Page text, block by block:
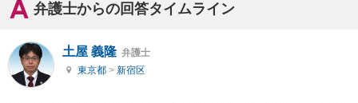
弁護士からの回答タイムライン
土屋 義隆 弁護士
東京都 > 新宿区